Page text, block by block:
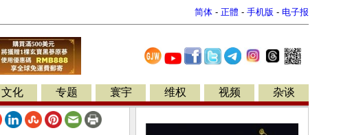
简体 - 正體 - 手机版 - 电子报
文化 专题 寰宇 维权 视频 杂谈